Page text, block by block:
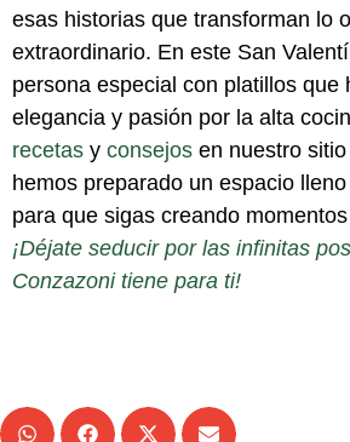
esas historias que transforman lo
extraordinario. En este San
persona especial con platillos que
elegancia y pasión por la alta
recetas y consejos en nuestro
hemos preparado un espacio
para que sigas creando
¡Déjate seducir por las infinitas
Conzazoni tiene para ti!